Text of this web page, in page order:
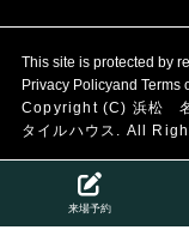
This site is protected by
Privacy Policyand Terms
Copyright (C) 浜松
タイルハウス. All
来場予約